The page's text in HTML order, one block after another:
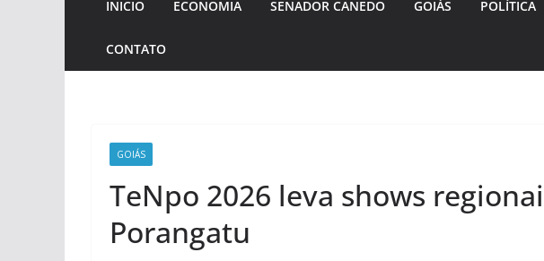
INICIO ECONOMIA SENADOR CANEDO GOIÁS POLÍTICA
CONTATO
GOIÁS
TeNpo 2026 leva shows
Porangatu